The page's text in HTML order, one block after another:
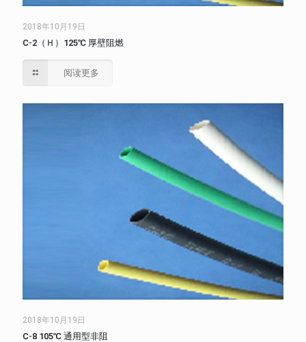
2018年10月19日
C-2（Ｈ）125℃ 厚壁阻燃
阅读更多
2018年10月19日
C-8 105℃ 通用型非阻